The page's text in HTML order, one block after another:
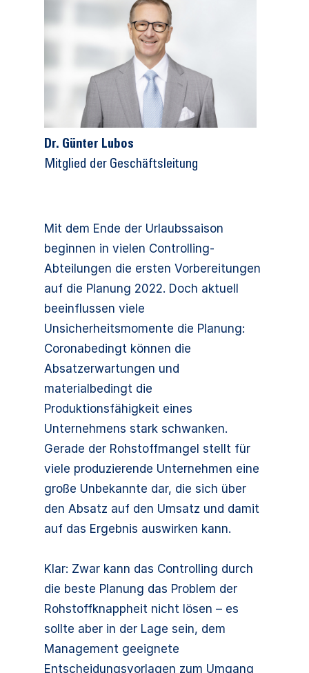
Dr. Günter Lubos
Mitglied der Geschäftsleitung
Mit dem Ende der Urlaubssaison
beginnen in vielen Controlling-
Abteilungen die ersten Vorbereitungen
auf die Planung 2022. Doch aktuell
beeinflussen viele
Unsicherheitsmomente die Planung:
Coronabedingt können die
Absatzerwartungen und
materialbedingt die
Produktionsfähigkeit eines
Unternehmens stark schwanken.
Gerade der Rohstoffmangel stellt für
viele produzierende Unternehmen eine
große Unbekannte dar, die sich über
den Absatz auf den Umsatz und damit
auf das Ergebnis auswirken kann.
Klar: Zwar kann das Controlling durch
die beste Planung das Problem der
Rohstoffknappheit nicht lösen – es
sollte aber in der Lage sein, dem
Management geeignete
Entscheidungsvorlagen zum Umgang